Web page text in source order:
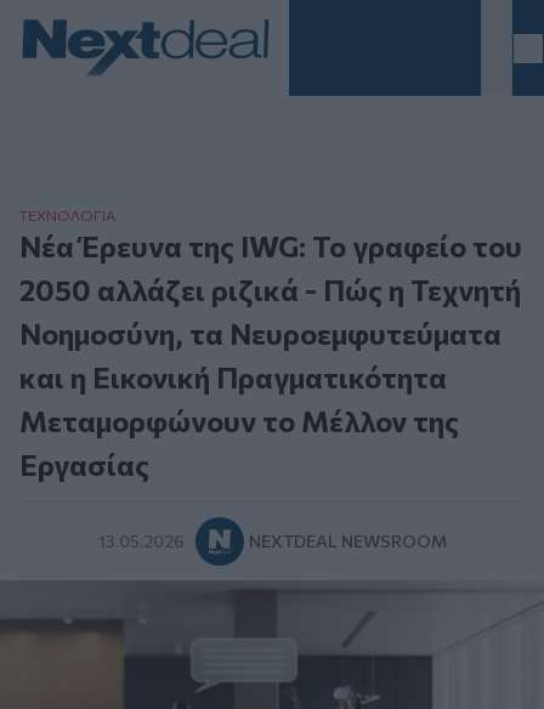
ΤΕΧΝΟΛΟΓΙΑ
Νέα Έρευνα της IWG: Το γραφείο του
2050 αλλάζει ριζικά - Πώς η Τεχνητή
Νοημοσύνη, τα Νευροεμφυτεύματα
και η Εικονική Πραγματικότητα
Μεταμορφώνουν το Μέλλον της
Εργασίας
13.05.2026 NEXTDEAL NEWSROOM